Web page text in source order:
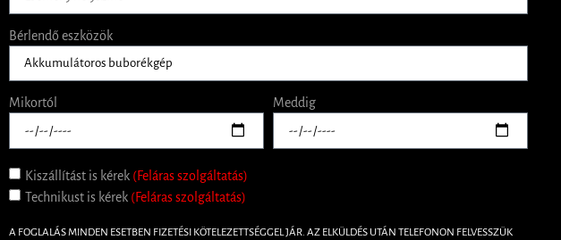
Bérlendő eszközök
Mikortól Meddig
Kiszállítást is kérek (Feláras szolgáltatás)
Technikust is kérek (Feláras szolgáltatás)
A FOGLALÁS MINDEN ESETBEN FIZETÉSI KÖTELEZETTSÉGGEL JÁR. AZ ELKÜLDÉS UTÁN TELEFONON FELVESSZÜK